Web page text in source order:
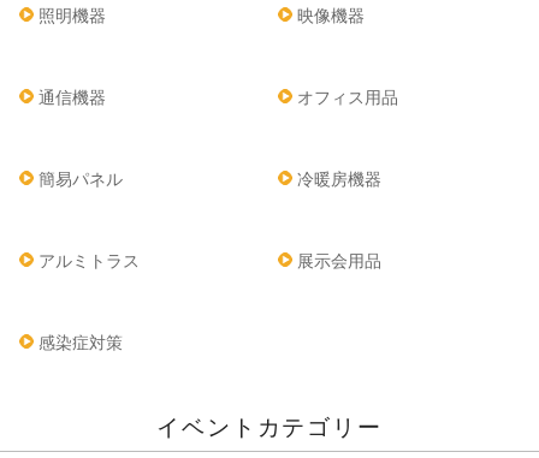
照明機器 映像機器
通信機器 オフィス用品
簡易パネル 冷暖房機器
アルミトラス 展示会用品
感染症対策
イベントカテゴリー